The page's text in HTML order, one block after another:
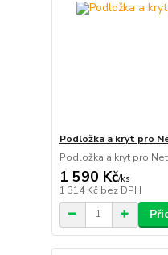
Podložka a kryt pro
Podložka a kryt pro
1 590 Kč/ks
1 314 Kč bez DPH